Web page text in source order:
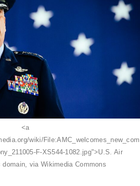
<a
wiki/File:AMC_welcomes_new_com
F-XS544-1082.jpg">U.S. Air
via Wikimedia Commons